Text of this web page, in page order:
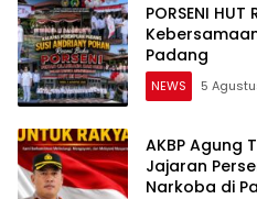
PORSENI
Padang
NEWS 5
AKBP Agung
Jajaran
Narkoba di